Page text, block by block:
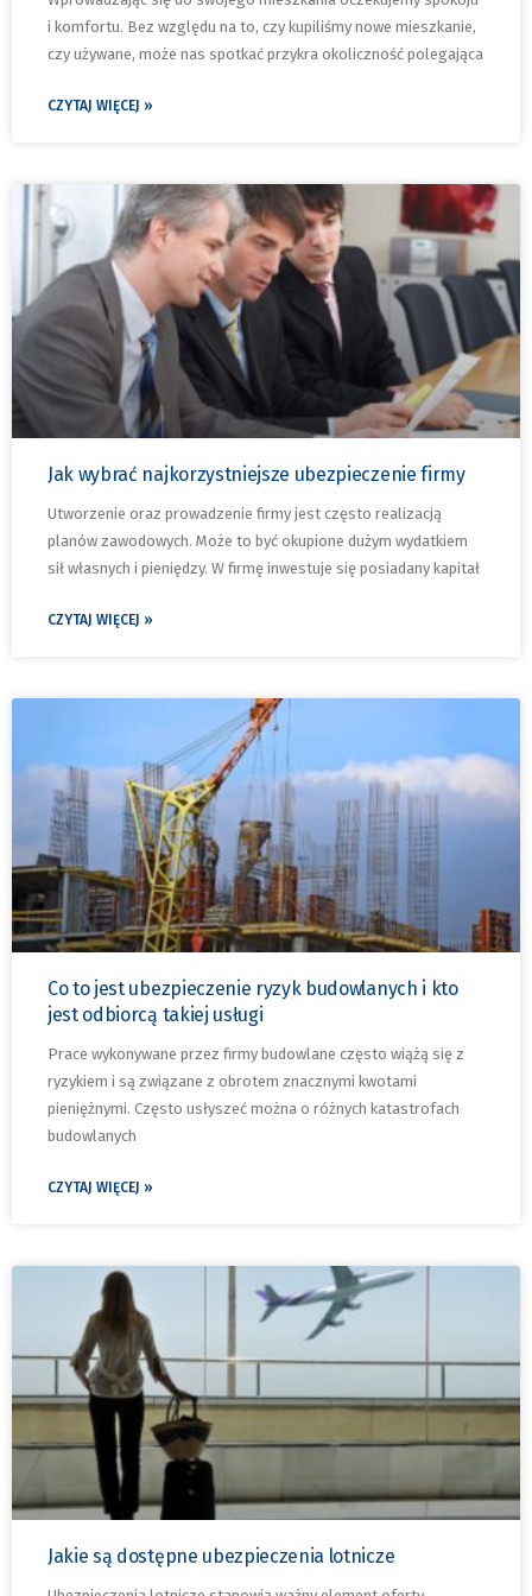
i komfortu. Bez względu na to, czy kupiliśmy nowe mieszkanie,
czy używane, może nas spotkać przykra okoliczność polegająca
CZYTAJ WIĘCEJ »
Jak wybrać najkorzystniejsze ubezpieczenie firmy
Utworzenie oraz prowadzenie firmy jest często realizacją
planów zawodowych. Może to być okupione dużym wydatkiem
sił własnych i pieniędzy. W firmę inwestuje się posiadany kapitał
CZYTAJ WIĘCEJ »
Co to jest ubezpieczenie ryzyk budowlanych i kto
jest odbiorcą takiej usługi
Prace wykonywane przez firmy budowlane często wiążą się z
ryzykiem i są związane z obrotem znacznymi kwotami
pieniężnymi. Często usłyszeć można o różnych katastrofach
budowlanych
CZYTAJ WIĘCEJ »
Jakie są dostępne ubezpieczenia lotnicze